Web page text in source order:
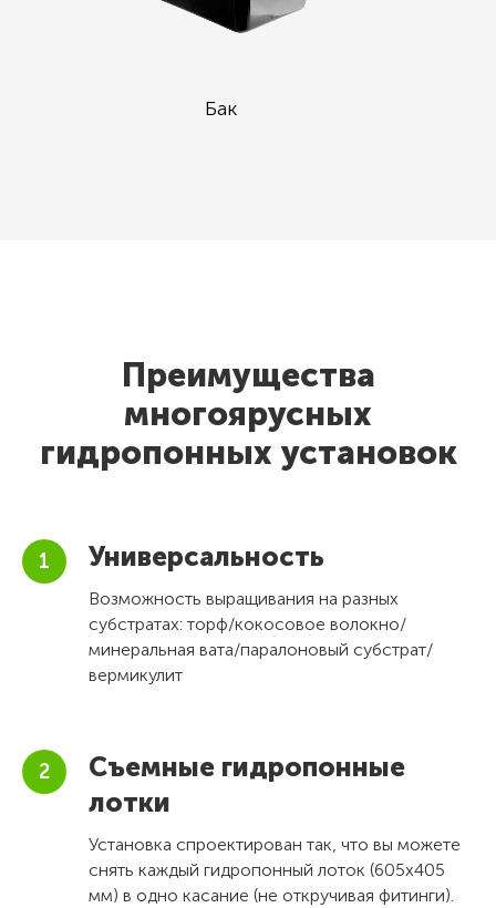
Бак
Преимущества
многоярусных
гидропонных установок
Универсальность
Возможность выращивания на разных
субстратах: торф/кокосовое волокно/
минеральная вата/паралоновый субстрат/
вермикулит
Съемные гидропонные
лотки
Установка спроектирован так, что вы можете
снять каждый гидропонный лоток (605х405
мм) в одно касание (не откручивая фитинги).